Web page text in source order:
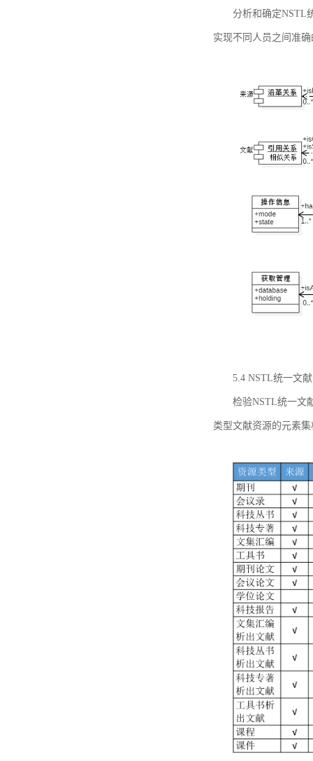
分析和确定NSTL
实现不同人员之间准
5.4 NSTL统一文
检验NSTL统一文
类型文献资源的元素